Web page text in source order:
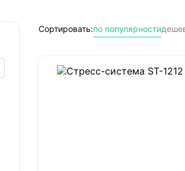
Сортировать:по популярности